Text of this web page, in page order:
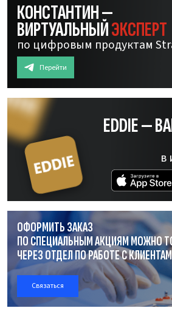
КОНСТАНТИН —
ВИРТУАЛЬНЫЙЭКСПЕРТ
по цифровым продуктам
Перейти
EDDIE —
в
ОФОРМИТЬ ЗАКАЗ
ПО СПЕЦИАЛЬНЫМ АКЦИЯМ МОЖНО
ЧЕРЕЗ ОТДЕЛПО РАБОТЕС
Связаться